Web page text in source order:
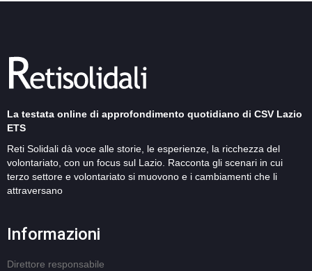
La testata online di approfondimento quotidiano di CSV Lazio
ETS
Reti Solidali dà voce alle storie, le esperienze, la ricchezza del
volontariato, con un focus sul Lazio. Racconta gli scenari in cui
terzo settore e volontariato si muovono e i cambiamenti che li
attraversano
Informazioni
Direttore responsabile